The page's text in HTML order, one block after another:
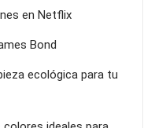
informático en
en Netflix
Bond
ecológica para tu